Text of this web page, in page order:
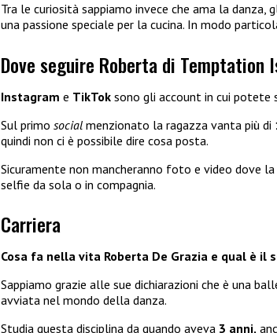
Tra le curiosità sappiamo invece che ama la danza,
una passione speciale per la cucina. In modo
Dove seguire Roberta di Temptation
Instagram e TikTok sono gli account in cui potete
Sul primo social menzionato la ragazza vanta più di
quindi non ci è possibile dire cosa posta.
Sicuramente non mancheranno foto e video dove
selfie da sola o in compagnia.
Carriera
Cosa fa nella vita Roberta De Grazia e qual è il
Sappiamo grazie alle sue dichiarazioni che è una
avviata nel mondo della danza.
Studia questa disciplina da quando aveva 3 anni,